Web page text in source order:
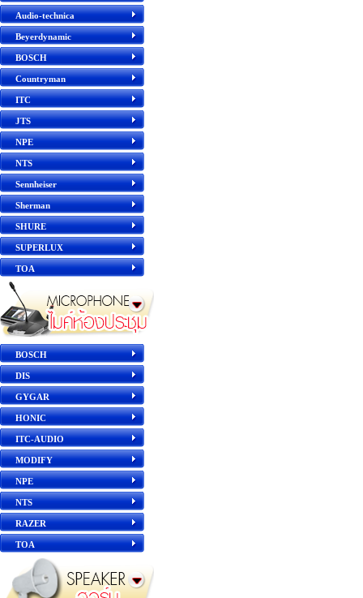
Audio-technica
Beyerdynamic
BOSCH
Countryman
ITC
JTS
NPE
NTS
Sennheiser
Sherman
SHURE
SUPERLUX
TOA
BOSCH
DIS
GYGAR
HONIC
ITC-AUDIO
MODIFY
NPE
NTS
RAZER
TOA